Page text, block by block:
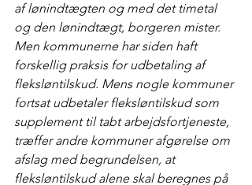
af lønindtægten og med det timetal
og den lønindtægt, borgeren mister.
Men kommunerne har siden haft
forskellig praksis for udbetaling af
fleksløntilskud. Mens nogle kommuner
fortsat udbetaler fleksløntilskud som
supplement til tabt arbejdsfortjeneste,
træffer andre kommuner afgørelse om
afslag med begrundelsen, at
fleksløntilskud alene skal beregnes på